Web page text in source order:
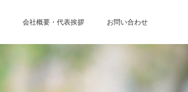
会社概要・代表挨拶 お問い合わせ